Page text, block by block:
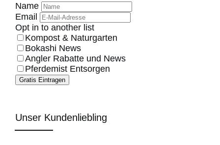
Name
Email
Opt in to another list
Kompost & Naturgarten
Bokashi News
Angler Rabatte und News
Pferdemist Entsorgen
Gratis Eintragen
Unser Kundenliebling